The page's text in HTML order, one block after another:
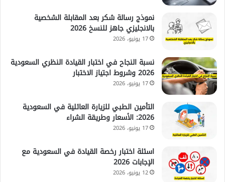
نموذج رسالة شكر بعد المقابلة الشخصية
بالانجليزي جاهز للنسخ 2026
17 يونيو، 2026
نسبة النجاح في اختبار القيادة النظري السعودية
2026 وشروط اجتياز الاختبار
17 يونيو، 2026
التأمين الطبي للزيارة العائلية في السعودية
2026: الأسعار وطريقة الشراء
17 يونيو، 2026
اسئلة اختبار رخصة القيادة في السعودية مع
الإجابات 2026
12 يونيو، 2026